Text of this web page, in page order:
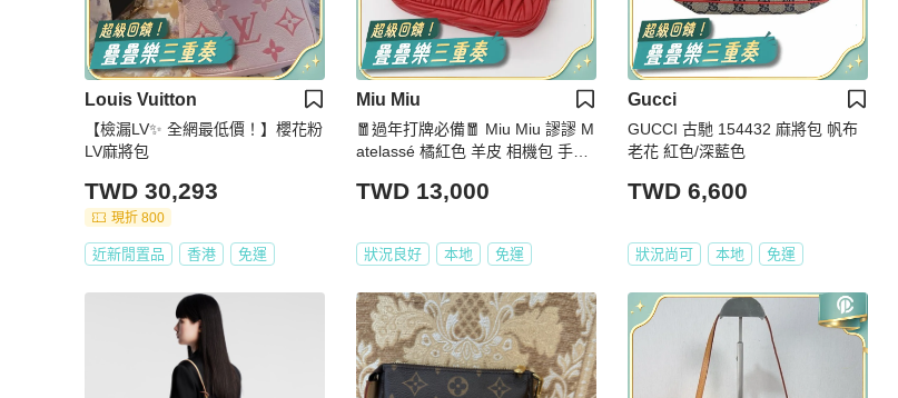
Louis Vuitton
【檢漏LV✨ 全網最低價！】櫻花粉
LV麻將包
TWD 30,293
現折 800
近新閒置品 香港 免運
Miu Miu
🧧過年打牌必備🧧 Miu Miu 謬謬 M
atelassé 橘紅色 羊皮 相機包 手機
TWD 13,000
狀況良好 本地 免運
Gucci
GUCCI 古馳 154432 麻將包 帆布
老花 紅色/深藍色
TWD 6,600
狀況尚可 本地 免運